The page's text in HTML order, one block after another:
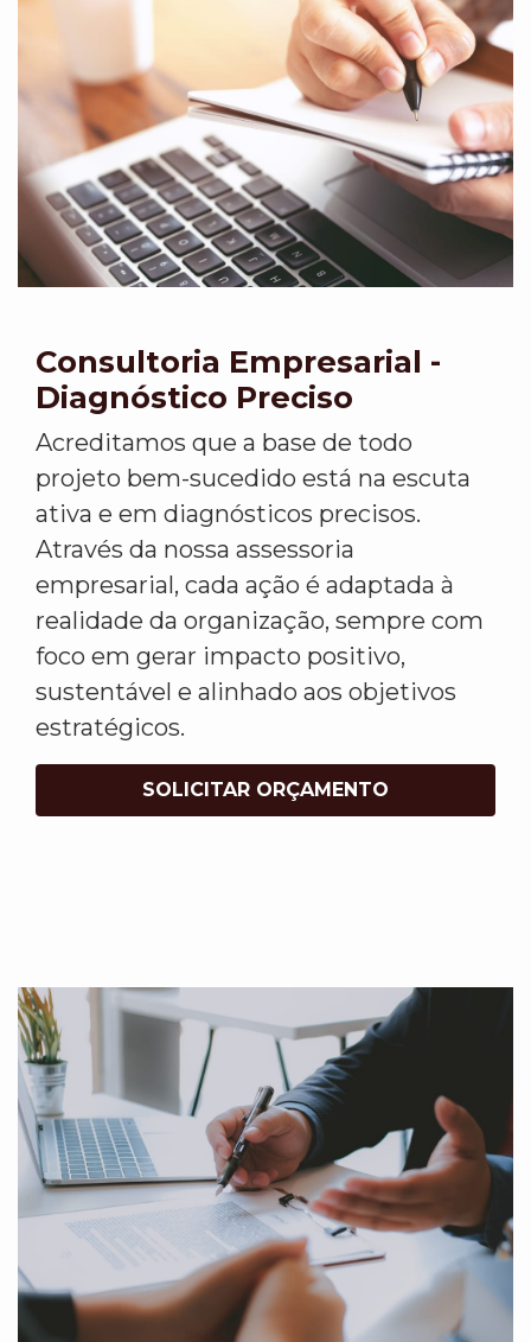
Consultoria Empresarial -
Diagnóstico Preciso
Acreditamos que a base de todo
projeto bem-sucedido está na escuta
ativa e em diagnósticos precisos.
Através da nossa assessoria
empresarial, cada ação é adaptada à
realidade da organização, sempre com
foco em gerar impacto positivo,
sustentável e alinhado aos objetivos
estratégicos.
SOLICITAR ORÇAMENTO